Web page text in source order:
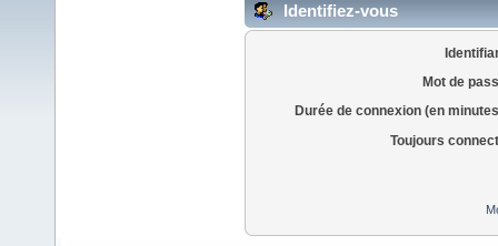
Identifiez-vous
Mot de
Durée de connexion (en
Toujours